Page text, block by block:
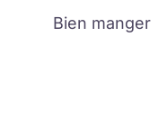
Bien manger